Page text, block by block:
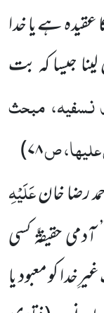
عقیدہ ہے یا خدا
جیسا کہ بت
نسفیہ، مبحث
علیہا، ص۷۸)
رضا خانعَلَیْہِ
حقیقۃً کسی
کو معبود یا